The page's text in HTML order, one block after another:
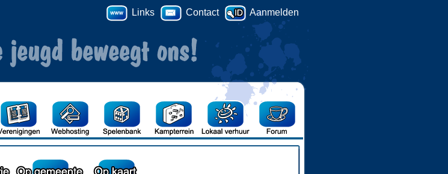
Links Contact Aanmelden